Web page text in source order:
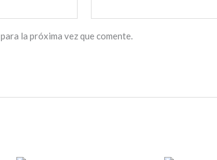
la próxima vez que comente.